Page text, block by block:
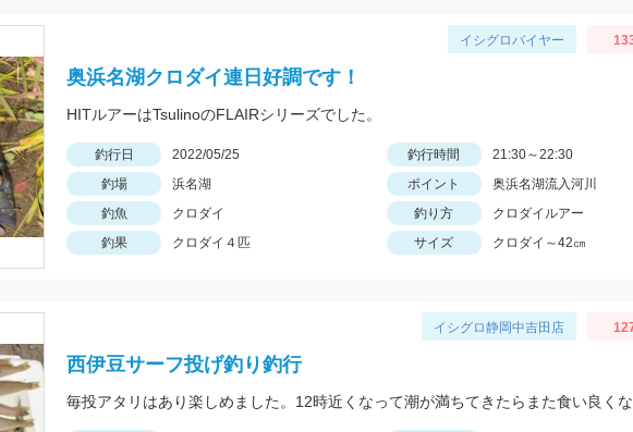
イシグロバイヤー
奥浜名湖クロダイ連日好調です！
HITルアーはTsulinoのFLAIRシリーズでした。
釣行日 2022/05/25 釣行時間
21:30～22:30
釣場
浜名湖 ポイント
奥浜名湖流入河川
釣魚
クロダイ 釣り方
クロダイルアー
釣果
クロダイ４匹 サイズ クロダイ～42㎝
イシグロ静岡中吉田店
西伊豆サーフ投げ釣り釣行